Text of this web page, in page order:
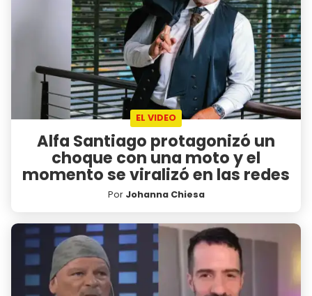
EL VIDEO
Alfa Santiago protagonizó un
choque con una moto y el
momento se viralizó en las redes
Por Johanna Chiesa